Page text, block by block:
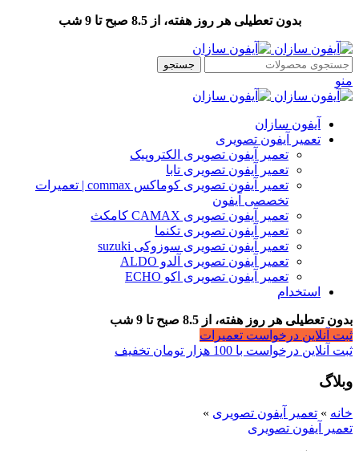
بدون تعطیلی هر روز هفته، از 8.5 صبح تا 9 شب
جستجو
منو
آیفون سازان
تعمیر آیفون تصویری
تعمیر آیفون تصویری الکتروپیک
تعمیر آیفون تصویری تابا
تعمیر آیفون تصویری کوماکس commax | تعمیرات
تخصصی آیفون
تعمیر آیفون تصویری CAMAX کامکث
تعمیر آیفون تصویری تکنما
تعمیر آیفون تصویری سوزوکی suzuki
تعمیر آیفون تصویری آلدو ALDO
تعمیر آیفون تصویری اکو ECHO
استخدام
بدون تعطیلی هر روز هفته، از 8.5 صبح تا 9 شب
ثبت آنلاین درخواست تعمیرات
ثبت آنلاین درخواست با 100 هزار تومان تخفیف
وبلاگ
خانه » تعمیر آیفون تصویری »
تعمیر آیفون تصویری